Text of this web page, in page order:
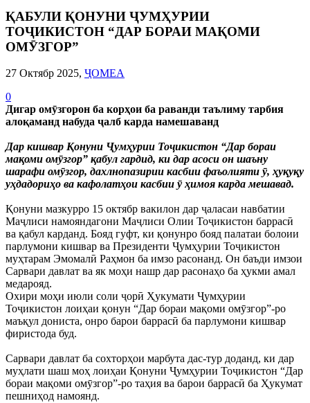
ҚАБУЛИ ҚОНУНИ ҶУМҲУРИИ
ТОҶИКИСТОН “ДАР БОРАИ МАҚОМИ
ОМӮЗГОР”
27 Октябр 2025, ҶОМЕА
0
Дигар омӯзгорон ба корҳои ба раванди таълиму тарбия
алоқаманд набуда ҷалб карда намешаванд
Дар кишвар Қонуни Ҷумҳурии Тоҷикистон “Дар бораи
мақоми омӯзгор” қабул гардид, ки дар асоси он шаъну
шарафи омӯзгор, дахлнопазирии касбии фаъолияти ӯ, ҳуқуқу
уҳдадориҳо ва кафолатҳои касбии ӯ ҳимоя карда мешавад.
Қонуни мазкурро 15 октябр вакилон дар ҷаласаи навбатии
Маҷлиси намояндагони Маҷлиси Олии Тоҷикистон баррасӣ
ва қабул карданд. Бояд гуфт, ки қонунро бояд палатаи болоии
парлумони кишвар ва Президенти Ҷумҳурии Тоҷикистон
муҳтарам Эмомалӣ Раҳмон ба имзо расонанд. Он баъди имзои
Сарвари давлат ва як моҳи нашр дар расонаҳо ба ҳукми амал
медарояд.
Охири моҳи июли соли ҷорӣ Ҳукумати Ҷумҳурии
Тоҷикистон лоиҳаи қонун “Дар бораи мақоми омӯзгор”-ро
маъқул дониста, онро барои баррасӣ ба парлумони кишвар
фиристода буд.
Сарвари давлат ба сохторҳои марбута дас-тур доданд, ки дар
муҳлати шаш моҳ лоиҳаи Қонуни Ҷумҳурии Тоҷикистон “Дар
бораи мақоми омӯзгор”-ро таҳия ва барои баррасӣ ба Ҳукумат
пешниҳод намоянд.